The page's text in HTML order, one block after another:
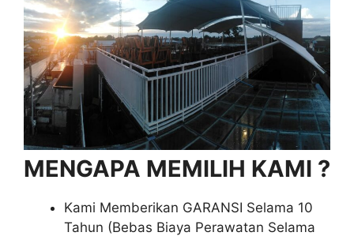
MENGAPA MEMILIH KAMI ?
Kami Memberikan GARANSI Selama 10
Tahun (Bebas Biaya Perawatan Selama